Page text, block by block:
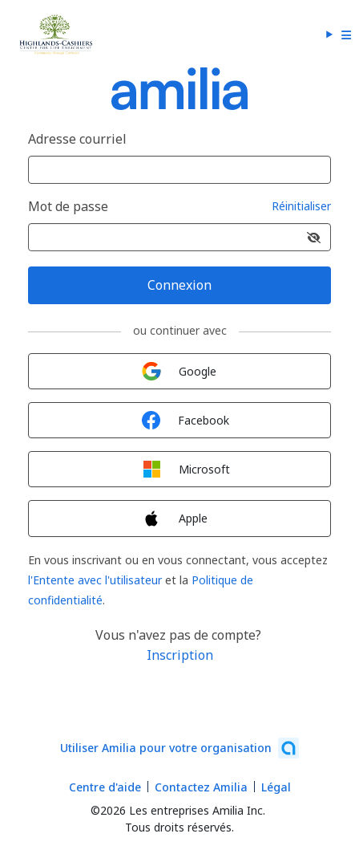
Adresse courriel
Mot de passe Réinitialiser
Connexion
ou continuer avec
Google
Facebook
Microsoft
Apple
En vous inscrivant ou en vous connectant, vous acceptez
l'Entente avec l'utilisateuret la Politique de
confidentialité.
Vous n'avez pas de compte?
Inscription
Utiliser Amilia pour votre organisation
©2026 Les entreprises Amilia Inc.
Tous droits réservés.
Centre d'aide Contactez Amilia Légal